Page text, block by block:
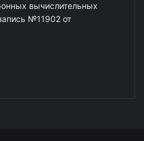
вычислительных
№11902 от